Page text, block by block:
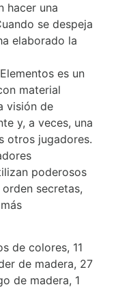
hacer una
se despeja
elaborado la
es un
material
visión de
y, a veces, una
otros jugadores.
poderosos
secretas,
de colores, 11
de madera, 27
de madera, 1